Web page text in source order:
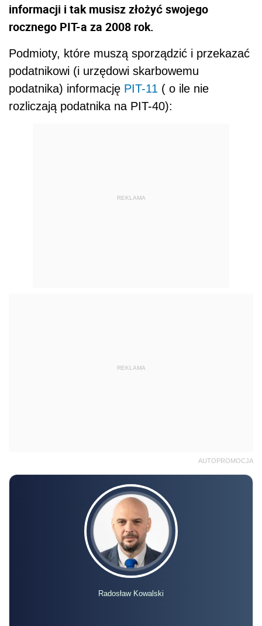
informacji i tak musisz złożyć swojego
rocznego PIT-a za 2008 rok.
Podmioty, które muszą sporządzić i przekazać
podatnikowi (i urzędowi skarbowemu
podatnika) informację PIT-11 ( o ile nie
rozliczają podatnika na PIT-40):
REKLAMA
REKLAMA
AUTOPROMOCJA
Radosław Kowalski